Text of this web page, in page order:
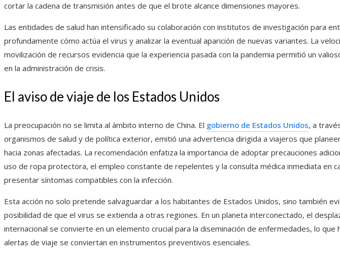
cortar la cadena de transmisión antes de que el brote alcance dimensiones mayores.
Las entidades de salud han intensificado su colaboración con institutos de investigación para
profundamente cómo actúa el virus y analizar la eventual aparición de nuevas variantes. La
movilización de recursos evidencia que la experiencia pasada con la pandemia permitió un
en la administración de crisis.
El aviso de viaje de los Estados Unidos
La preocupación no se limita al ámbito interno de China. El gobierno de Estados Unidos, a
organismos de salud y de política exterior, emitió una advertencia dirigida a viajeros que
hacia zonas afectadas. La recomendación enfatiza la importancia de adoptar precauciones
uso de ropa protectora, el empleo constante de repelentes y la consulta médica inmediata en
presentar síntomas compatibles con la infección.
Esta acción no solo pretende salvaguardar a los habitantes de Estados Unidos, sino también
posibilidad de que el virus se extienda a otras regiones. En un planeta interconectado, el
internacional se convierte en un elemento crucial para la diseminación de enfermedades, lo que
alertas de viaje se conviertan en instrumentos preventivos esenciales.